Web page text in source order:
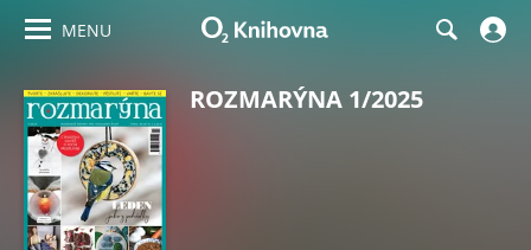
MENU
ROZMARÝNA 1/2025